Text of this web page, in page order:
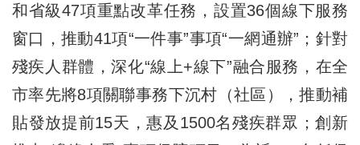
和省級47項重點改革任務，設置36個線下服務
窗口，推動41項“一件事”事項“一網通辦”；針對
殘疾人群體，深化“線上+線下”融合服務，在全
市率先將8項關聯事務下沉村（社區），推動補
貼發放提前15天，惠及1500名殘疾群眾；創新